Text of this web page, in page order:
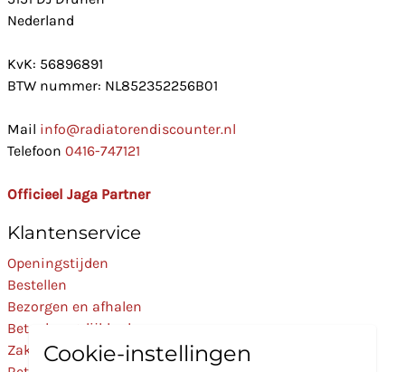
Nederland
KvK: 56896891
BTW nummer: NL852352256B01
Mail info@radiatorendiscounter.nl
Telefoon 0416-747121
Officieel Jaga Partner
Klantenservice
Openingstijden
Bestellen
Bezorgen en afhalen
Betaalmogelijkheden
ZakelijkCookie-instellingen